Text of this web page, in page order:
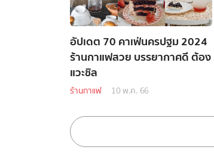
อัปเดต 70 คาเฟ่นครปฐม 2024
ร้านกาแฟสวย บรรยากาศดี ต้อง
แวะชิล
ร้านกาแฟ 10 พ.ค. 66